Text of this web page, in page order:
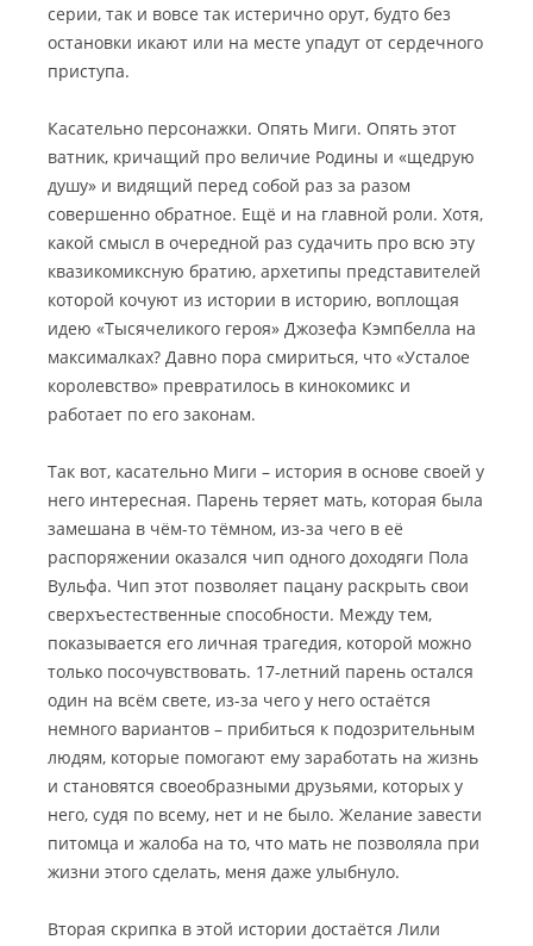
серии, так и вовсе так истерично орут, будто без
остановки икают или на месте упадут от сердечного
приступа.
Касательно персонажки. Опять Миги. Опять этот
ватник, кричащий про величие Родины и «щедрую
душу» и видящий перед собой раз за разом
совершенно обратное. Ещё и на главной роли. Хотя,
какой смысл в очередной раз судачить про всю эту
квазикомиксную братию, архетипы представителей
которой кочуют из истории в историю, воплощая
идею «Тысячеликого героя» Джозефа Кэмпбелла на
максималках? Давно пора смириться, что «Усталое
королевство» превратилось в кинокомикс и
работает по его законам.
Так вот, касательно Миги – история в основе своей у
него интересная. Парень теряет мать, которая была
замешана в чём-то тёмном, из-за чего в её
распоряжении оказался чип одного доходяги Пола
Вульфа. Чип этот позволяет пацану раскрыть свои
сверхъестественные способности. Между тем,
показывается его личная трагедия, которой можно
только посочувствовать. 17-летний парень остался
один на всём свете, из-за чего у него остаётся
немного вариантов – прибиться к подозрительным
людям, которые помогают ему заработать на жизнь
и становятся своеобразными друзьями, которых у
него, судя по всему, нет и не было. Желание завести
питомца и жалоба на то, что мать не позволяла при
жизни этого сделать, меня даже улыбнуло.
Вторая скрипка в этой истории достаётся Лили